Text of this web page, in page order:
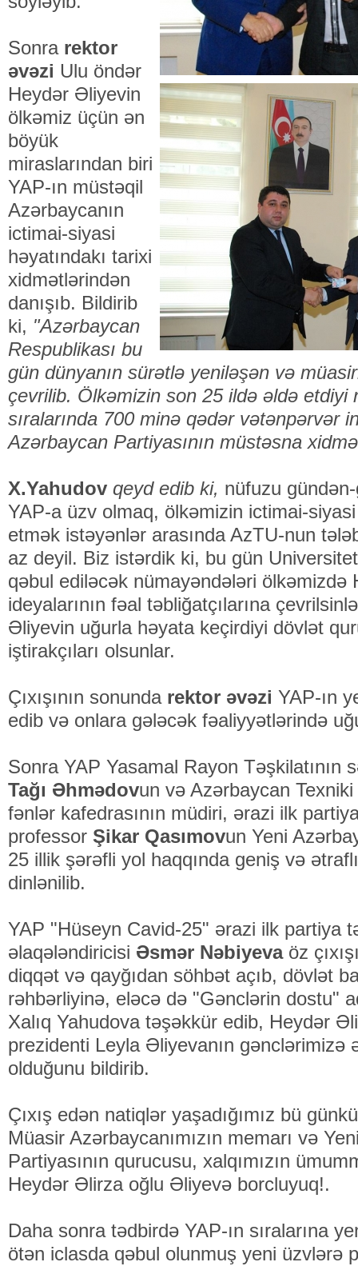
Sonra rektor
əvəzi Ulu öndər
Heydər Əliyevin
ölkəmiz üçün ən
böyük
miraslarından biri
YAP-ın müstəqil
Azərbaycanın
ictimai-siyasi
həyatındakı tarixi
xidmətlərindən
danışıb. Bildirib
ki, "Azərbaycan
Respublikası bu
gün dünyanın sürətlə yeniləşən və
çevrilib. Ölkəmizin son 25 ildə əldə etdiyi
sıralarında 700 minə qədər vətənpərvər
Azərbaycan Partiyasının müstəsna
X.Yahudov qeyd edib ki, nüfuzu
YAP-a üzv olmaq, ölkəmizin ictimai-
etmək istəyənlər arasında AzTU-nun
az deyil. Biz istərdik ki, bu gün
qəbul ediləcək nümayəndələri ölkəmizdə
ideyalarının fəal təbliğatçılarına
Əliyevin uğurla həyata keçirdiyi dövlət
iştirakçıları olsunlar.
Çıxışının sonunda rektor əvəzi YAP-ın
edib və onlara gələcək fəaliyyətlərində
Sonra YAP Yasamal Rayon Təşkilatının
Tağı Əhmədovun və Azərbaycan
fənlər kafedrasının müdiri, ərazi ilk
professor Şikar Qasımovun Yeni
25 illik şərəfli yol haqqında geniş və
dinlənilib.
YAP "Hüseyn Cavid-25" ərazi ilk partiya
əlaqələndiricisi Əsmər Nəbiyeva öz
diqqət və qayğıdan söhbət açıb, dövlət
rəhbərliyinə, eləcə də "Gənclərin dostu"
Xalıq Yahudova təşəkkür edib, Heydər
prezidenti Leyla Əliyevanın gənclərimizə
olduğunu bildirib.
Çıxış edən natiqlər yaşadığımız bü
Müasir Azərbaycanımızın memarı və
Partiyasının qurucusu, xalqımızın
Heydər Əlirza oğlu Əliyevə borcluyuq!.
Daha sonra tədbirdə YAP-ın sıralarına
ötən iclasda qəbul olunmuş yeni üzvlərə